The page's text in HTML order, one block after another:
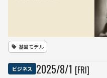
基盤モデル
ビジネス 2025/8/1 [FRI]